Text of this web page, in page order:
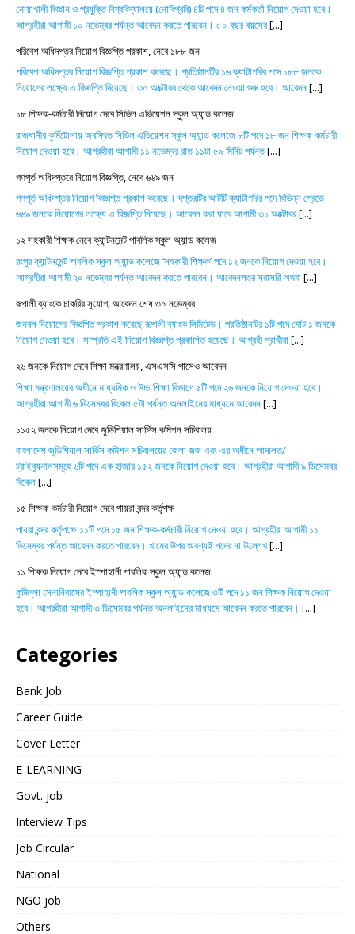
নোয়াখালী বিজ্ঞান ও প্রযুক্তি বিশ্ববিদ্যালয়ে (নোবিপ্রবি) ৪টি পদে ৪ জন কর্মকর্তা নিয়োগ দেওয়া হবে।
আগ্রহীরা আগামী ১০ নভেম্বর পর্যন্ত আবেদন করতে পারবেন। ৫০ বছর বয়সের[...]
পরিবেশ অধিদপ্তর নিয়োগ বিজ্ঞপ্তি প্রকাশ, নেবে ১৮৮ জন
পরিবেশ অধিদপ্তর নিয়োগ বিজ্ঞপ্তি প্রকাশ করেছে। প্রতিষ্ঠানটির ১৬ ক্যাটাগরির পদে ১৮৮ জনকে
নিয়োগের লক্ষ্যে এ বিজ্ঞপ্তি দিয়েছে। ৩০ অক্টোবর থেকে আবেদন নেওয়া শুরু হবে। আবেদন[...]
১৮ শিক্ষক-কর্মচারী নিয়োগ দেবে সিভিল এভিয়েশন স্কুল অ্যান্ড কলেজ
রাজধানীর কুর্মিটোলায় অবস্থিত সিভিল এভিয়েশন স্কুল অ্যান্ড কলেজে ৮টি পদে ১৮ জন শিক্ষক-কর্মচারী
নিয়োগ দেওয়া হবে। আগ্রহীরা আগামী ১১ নভেম্বর রাত ১১টা ৫৯ মিনিট পর্যন্ত[...]
গণপূর্ত অধিদপ্তরে নিয়োগ বিজ্ঞপ্তি, নেবে ৬৬৯ জন
গণপূর্ত অধিদপ্তর নিয়োগ বিজ্ঞপ্তি প্রকাশ করেছে। দপ্তরটির আটটি ক্যাটাগরির পদে বিভিন্ন গ্রেডে
৬৬৯ জনকে নিয়োগের লক্ষ্যে এ বিজ্ঞপ্তি দিয়েছে। আবেদন করা যাবে আগামী ৩১ অক্টোবর[...]
১২ সহকারী শিক্ষক নেবে ক্যান্টনমেন্ট পাবলিক স্কুল অ্যান্ড কলেজ
রংপুর ক্যান্টনমেন্ট পাবলিক স্কুল অ্যান্ড কলেজে ‘সহকারী শিক্ষক’ পদে ১২ জনকে নিয়োগ দেওয়া হবে।
আগ্রহীরা আগামী ২০ নভেম্বর পর্যন্ত আবেদন করতে পারবেন। আবেদনপত্র সরাসরি অথবা[...]
রূপালী ব্যাংকে চাকরির সুযোগ, আবেদন শেষ ৩০ নভেম্বর
জনবল নিয়োগের বিজ্ঞপ্তি প্রকাশ করেছে রূপালী ব্যাংক লিমিটেড। প্রতিষ্ঠানটির ১টি পদে মোট ১ জনকে
নিয়োগ দেওয়া হবে। সম্প্রতি এই নিয়োগ বিজ্ঞপ্তি প্রকাশিত হয়েছে। আগ্রহী প্রার্থীরা[...]
২৬ জনকে নিয়োগ দেবে শিক্ষা মন্ত্রণালয়, এসএসসি পাসেও আবেদন
শিক্ষা মন্ত্রণালয়ের অধীনে মাধ্যমিক ও উচ্চ শিক্ষা বিভাগে ৫টি পদে ২৬ জনকে নিয়োগ দেওয়া হবে।
আগ্রহীরা আগামী ৬ ডিসেম্বর বিকেল ৫টা পর্যন্ত অনলাইনের মাধ্যমে আবেদন[...]
১১৫২ জনকে নিয়োগ দেবে জুডিশিয়াল সার্ভিস কমিশন সচিবালয়
বাংলাদেশ জুডিশিয়াল সার্ভিস কমিশন সচিবালয়ের জেলা জজ এবং এর অধীনে আদালত/
ট্রাইব্যুনালসমূহে ৬টি পদে এক হাজার ১৫২ জনকে নিয়োগ দেওয়া হবে। আগ্রহীরা আগামী ৯ ডিসেম্বর
বিকেল[...]
১৫ শিক্ষক-কর্মচারী নিয়োগ দেবে পায়রা বন্দর কর্তৃপক্ষ
পায়রা বন্দর কর্তৃপক্ষে ১১টি পদে ১৫ জন শিক্ষক-কর্মচারী নিয়োগ দেওয়া হবে। আগ্রহীরা আগামী ১১
ডিসেম্বর পর্যন্ত আবেদন করতে পারবেন। খামের উপর অবশ্যই পদের না উল্লেখ[...]
১১ শিক্ষক নিয়োগ দেবে ইস্পাহানী পাবলিক স্কুল অ্যান্ড কলেজ
কুমিল্লা সেনানিবাসের ইস্পাহানী পাবলিক স্কুল অ্যান্ড কলেজে ৩টি পদে ১১ জন শিক্ষক নিয়োগ দেওয়া
হবে। আগ্রহীরা আগামী ৩ ডিসেম্বর পর্যন্ত অনলাইনের মাধ্যমে আবেদন করতে পারবেন। [...]
Categories
Bank Job
Career Guide
Cover Letter
E-LEARNING
Govt. job
Interview Tips
Job Circular
National
NGO job
Others